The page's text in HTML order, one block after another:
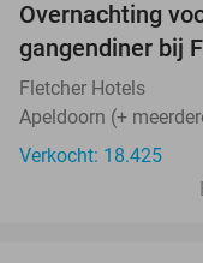
Overnachting
gangendiner bij
Fletcher Hotels
Apeldoorn (+
Verkocht: 18.425